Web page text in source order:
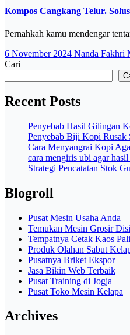
Kompos Cangkang Telur.
Pernahkah kamu mendengar
6 November 2024 Nanda Fakhri
Cari
Recent Posts
Penyebab Hasil Gilingan
Penyebab Biji Kopi Rusak
Cara Menyangrai Kopi
cara mengiris ubi agar
Strategi Pencatatan Stok
Blogroll
Pusat Mesin Usaha Anda
Temukan Mesin Grosir
Tempatnya Cetak Kaos
Produk Olahan Sabut
Pusatnya Briket Ekspor
Jasa Bikin Web Terbaik
Pusat Training di Jogja
Pusat Toko Mesin Kelapa
Archives